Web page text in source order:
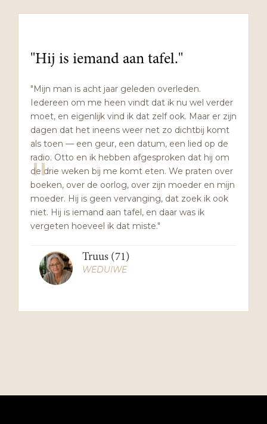
"
"Hij is iemand aan tafel."
"Mijn man is acht jaar geleden overleden.
Iedereen om me heen vindt dat ik nu wel verder
moet, en eigenlijk vind ik dat zelf ook. Maar er zijn
dagen dat het ineens weer net zo dichtbij komt
als toen — een geur, een datum, een lied op de
radio. Otto en ik hebben afgesproken dat hij om
de drie weken bij me komt eten. We praten over
boeken, over de oorlog, over zijn moeder en mijn
moeder. Hij is geen vervanging, dat zoek ik ook
niet. Hij is iemand aan tafel, en daar was ik
vergeten hoeveel ik dat miste."
Truus (71)
WEDUIWE